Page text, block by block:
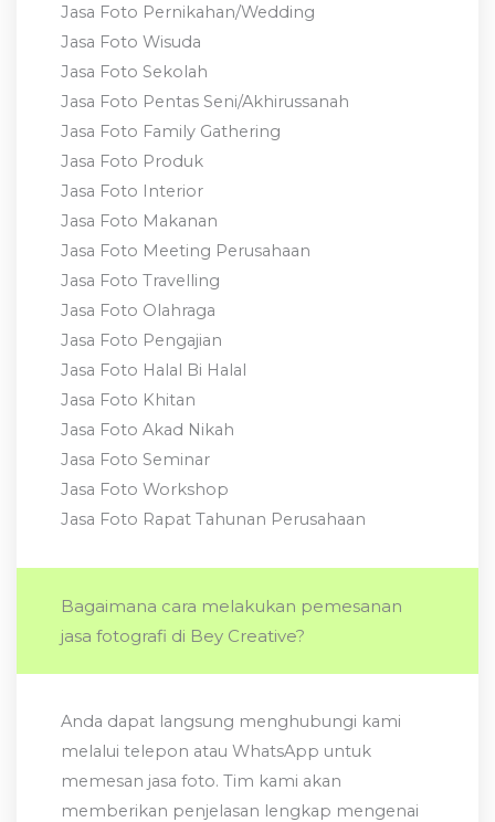
Jasa Foto Pernikahan/Wedding
Jasa Foto Wisuda
Jasa Foto Sekolah
Jasa Foto Pentas Seni/Akhirussanah
Jasa Foto Family Gathering
Jasa Foto Produk
Jasa Foto Interior
Jasa Foto Makanan
Jasa Foto Meeting Perusahaan
Jasa Foto Travelling
Jasa Foto Olahraga
Jasa Foto Pengajian
Jasa Foto Halal Bi Halal
Jasa Foto Khitan
Jasa Foto Akad Nikah
Jasa Foto Seminar
Jasa Foto Workshop
Jasa Foto Rapat Tahunan Perusahaan
Bagaimana cara melakukan pemesanan
jasa fotografi di Bey Creative?
Anda dapat langsung menghubungi kami
melalui telepon atau WhatsApp untuk
memesan jasa foto. Tim kami akan
memberikan penjelasan lengkap mengenai